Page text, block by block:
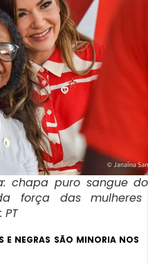
chapa puro sangue
força das
E NEGRAS SÃO MINORIA NOS